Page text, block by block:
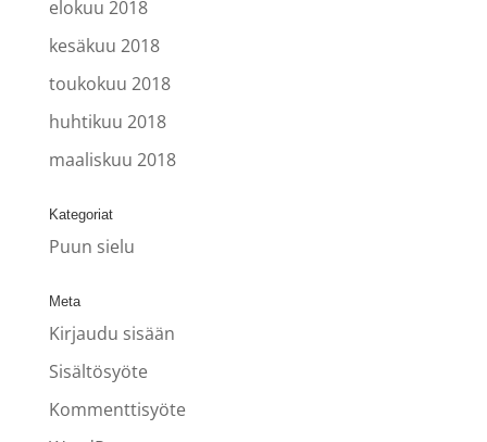
elokuu 2018
kesäkuu 2018
toukokuu 2018
huhtikuu 2018
maaliskuu 2018
Kategoriat
Puun sielu
Meta
Kirjaudu sisään
Sisältösyöte
Kommenttisyöte